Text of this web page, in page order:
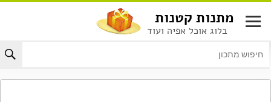
לתוכן
מתנות קטנות
בלוג אוכל אפיה ועוד